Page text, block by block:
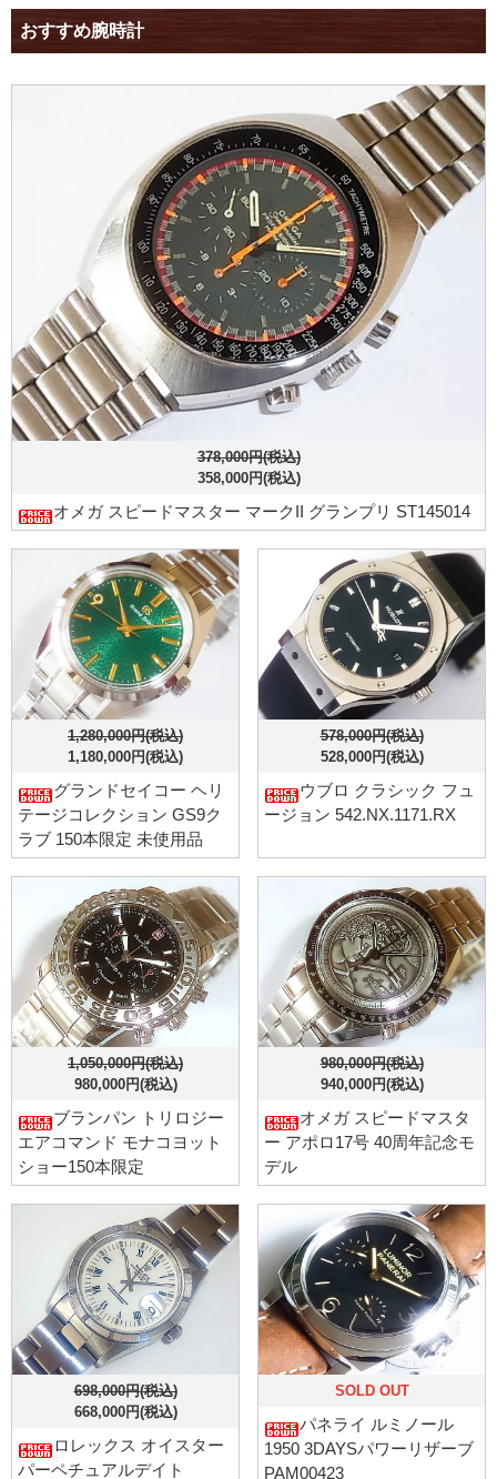
おすすめ腕時計
378,000円(税込)
358,000円(税込)
オメガ スピードマスター マークII グランプリ ST145014
1,280,000円(税込)
1,180,000円(税込)
グランドセイコー ヘリ
テージコレクション GS9ク
ラブ 150本限定 未使用品
578,000円(税込)
528,000円(税込)
ウブロ クラシック フュ
ージョン 542.NX.1171.RX
1,050,000円(税込)
980,000円(税込)
ブランパン トリロジー
エアコマンド モナコヨット
ショー150本限定
980,000円(税込)
940,000円(税込)
オメガ スピードマスタ
ー アポロ17号 40周年記念モ
デル
698,000円(税込)
668,000円(税込)
ロレックス オイスター
パーペチュアルデイト
SOLD OUT
パネライ ルミノール
1950 3DAYSパワーリザーブ
PAM00423